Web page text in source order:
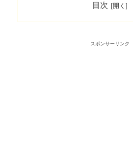
目次
スポンサーリンク